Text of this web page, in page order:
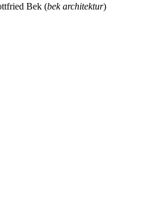
Bek (bek architektur)